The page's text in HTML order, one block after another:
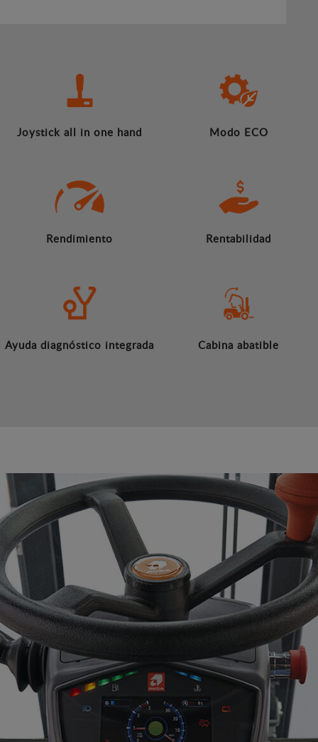
Joystick all in one hand Modo ECO
Rendimiento Rentabilidad
Ayuda diagnóstico integrada Cabina abatible